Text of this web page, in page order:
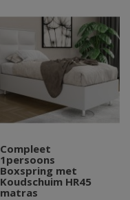
Compleet
1persoons
Boxspring met
Koudschuim HR45
matras